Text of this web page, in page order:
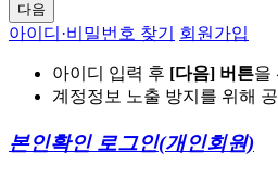
다음
아이디·비밀번호 찾기 회원가입
아이디 입력 후 [다음] 버튼을
계정정보 노출 방지를 위해
본인확인 로그인(개인회원)